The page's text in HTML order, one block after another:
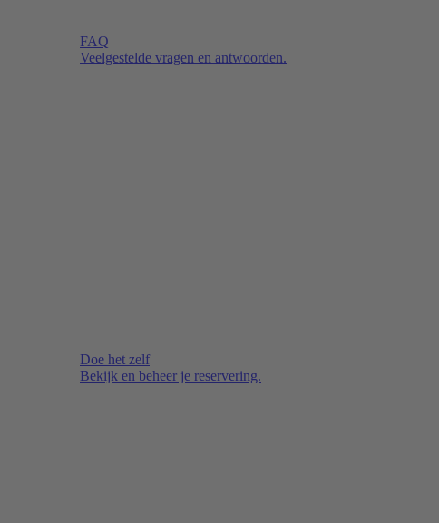
FAQ
Veelgestelde vragen en antwoorden.
Doe het zelf
Bekijk en beheer je reservering.